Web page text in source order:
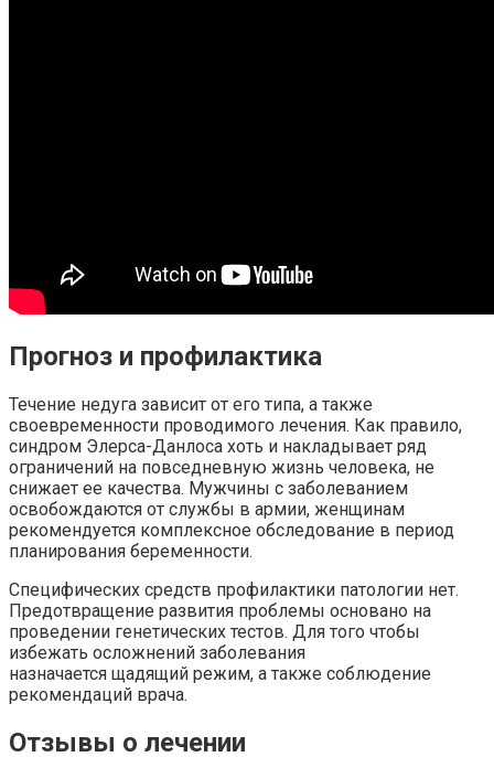
Прогноз и профилактика
Течение недуга зависит от его типа, а также
своевременности проводимого лечения. Как правило,
синдром Элерса-Данлоса хоть и накладывает ряд
ограничений на повседневную жизнь человека, не
снижает ее качества. Мужчины с заболеванием
освобождаются от службы в армии, женщинам
рекомендуется комплексное обследование в период
планирования беременности.
Специфических средств профилактики патологии нет.
Предотвращение развития проблемы основано на
проведении генетических тестов. Для того чтобы
избежать осложнений заболевания
назначается щадящий режим, а также соблюдение
рекомендаций врача.
Отзывы о лечении